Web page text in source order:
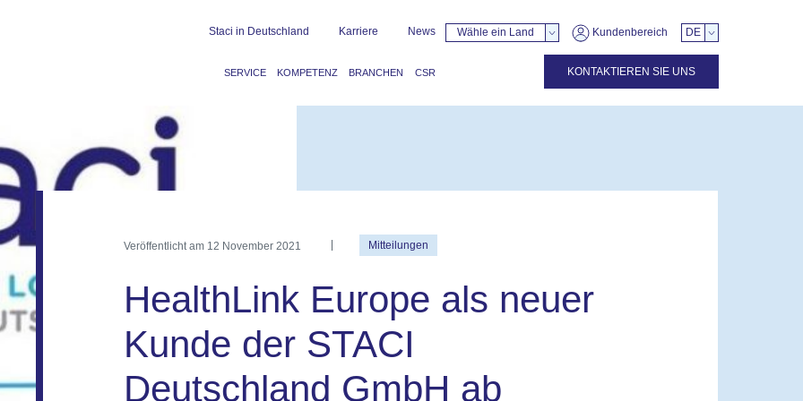
Staci in Deutschland Karriere News Wähle ein Land Kundenbereich DE
SERVICE KOMPETENZ BRANCHEN CSR KONTAKTIEREN SIE UNS
Veröffentlicht am 12 November 2021 Mitteilungen
HealthLink Europe als neuer
Kunde der STACI
Deutschland GmbH ab